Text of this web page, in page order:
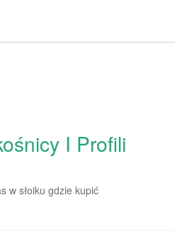
I Profili
w słoiku gdzie kupić